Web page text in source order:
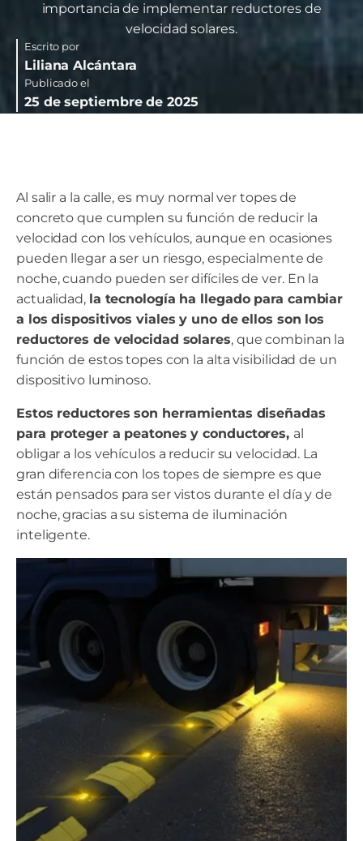
importancia de implementar reductores de
velocidad solares.
Escrito por
Liliana Alcántara
Publicado el
25 de septiembre de 2025
Al salir a la calle, es muy normal ver topes de
concreto que cumplen su función de reducir la
velocidad con los vehículos, aunque en ocasiones
pueden llegar a ser un riesgo, especialmente de
noche, cuando pueden ser difíciles de ver. En la
actualidad, la tecnología ha llegado para cambiar
a los dispositivos viales y uno de ellos son los
reductores de velocidad solares, que combinan la
función de estos topes con la alta visibilidad de un
dispositivo luminoso.
Estos reductores son herramientas diseñadas
para proteger a peatones y conductores, al
obligar a los vehículos a reducir su velocidad. La
gran diferencia con los topes de siempre es que
están pensados para ser vistos durante el día y de
noche, gracias a su sistema de iluminación
inteligente.